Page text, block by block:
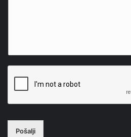
Pošalji